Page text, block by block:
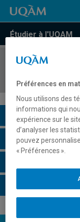
Étudier à l'UQAM
COURS//
Description du
Horaire - Été 2026
Préférences en
Nous utilisons des
informations qui
expérience sur le
d’analyser les
pouvez
« Préférences ».